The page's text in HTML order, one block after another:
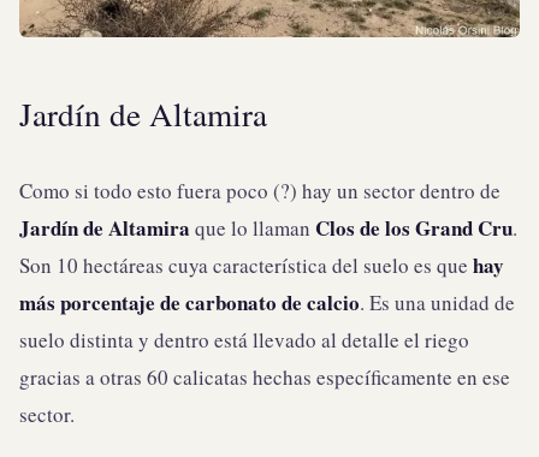
Jardín de Altamira
Como si todo esto fuera poco (?) hay un sector dentro de
Jardín de Altamira que lo llaman Clos de los Grand Cru.
Son 10 hectáreas cuya característica del suelo es que hay
más porcentaje de carbonato de calcio. Es una unidad de
suelo distinta y dentro está llevado al detalle el riego
gracias a otras 60 calicatas hechas específicamente en ese
sector.